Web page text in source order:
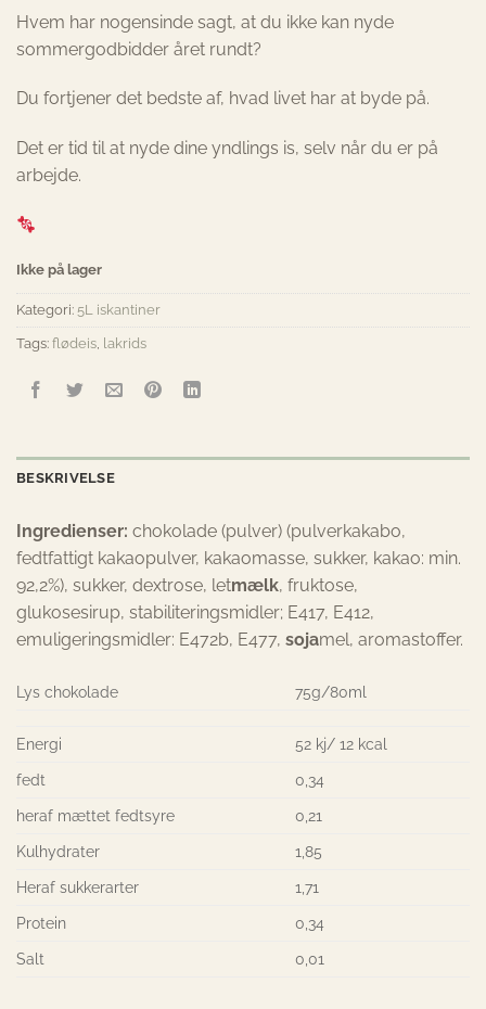
Hvem har nogensinde sagt, at du ikke kan nyde
sommergodbidder året rundt?
Du fortjener det bedste af, hvad livet har at byde på.
Det er tid til at nyde dine yndlings is, selv når du er på
arbejde.
Ikke på lager
Kategori: 5L iskantiner
Tags: flødeis lakrids
BESKRIVELSE
Ingredienser: chokolade (pulver) (pulverkakabo,
fedtfattigt kakaopulver, kakaomasse, sukker, kakao: min.
92,2%), sukker, dextrose, letmælk, fruktose,
glukosesirup, stabiliteringsmidler; E417, E412,
emuligeringsmidler: E472b, E477, sojamel, aromastoffer.
Lys chokolade 75g/80ml
Energi
52 kj/ 12 kcal
fedt
0,34
heraf mættet fedtsyre
0,21
Kulhydrater
1,85
Heraf sukkerarter
1,71
Protein
0,34
Salt
0,01